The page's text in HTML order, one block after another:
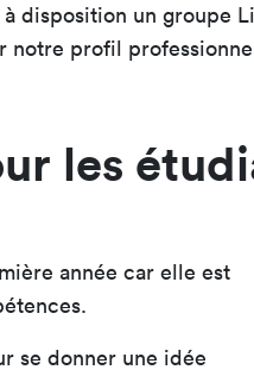
disposition un groupe
notre profil
les
année car elle est
se donner une idée